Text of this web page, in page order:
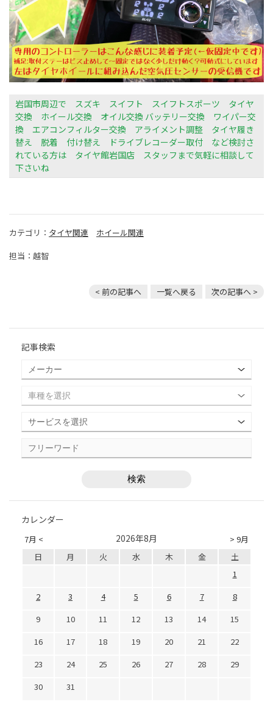
岩国市周辺で スズキ スイフト スイフトスポーツ タイヤ
交換 ホイール交換 オイル交換 バッテリー交換 ワイパー交
換 エアコンフィルター交換 アライメント調整 タイヤ履き
替え 脱着 付け替え ドライブレコーダー取付 など検討さ
れている方は タイヤ館岩国店 スタッフまで気軽に相談して
下さいね
カテゴリ： タイヤ関連
ホイール関連
担当：越智
< 前の記事へ 一覧へ戻る 次の記事へ >
記事検索
カレンダー
7月 < > 9月
2026年8月
日 月 火 水 木 金
土
1
2
3 4 5 6 7
8
9
10 11 12 13 14
15
16
17 18 19 20 21
22
23
24 25 26 27 28
29
30
31